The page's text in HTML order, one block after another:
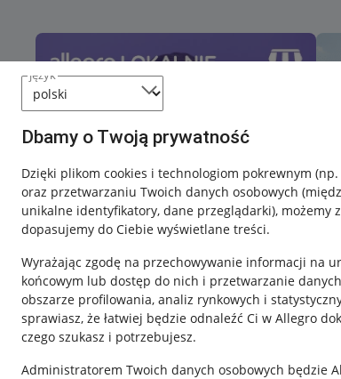
język
Dbamy o Twoją prywatność
Dzięki plikom cookies i technologiom pokrewnym (np.
oraz przetwarzaniu Twoich danych osobowych
unikalne identyfikatory, dane przeglądarki), możemy
dopasujemy do Ciebie wyświetlane treści.
Wyrażając zgodę na przechowywanie informacji na
końcowym lub dostęp do nich i przetwarzanie
obszarze profilowania, analiz rynkowych i
sprawiasz, że łatwiej będzie odnaleźć Ci w Allegro
czego szukasz i potrzebujesz.
Administratorem Twoich danych osobowych będzie
Przydatne informacje